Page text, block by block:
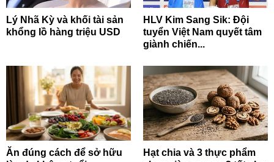
Lý Nhã Kỳ và khối tài sản
khổng lồ hàng triệu USD
HLV Kim Sang Sik: Đội
tuyển Việt Nam quyết tâm
giành chiến...
Ăn đúng cách để sở hữu
Hạt chia và 3 thực phẩm